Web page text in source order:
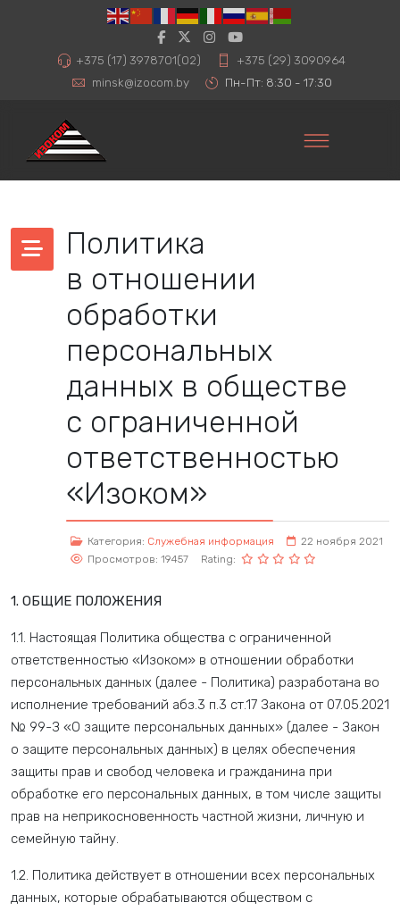
+375 (17) 3978701(02)
+375 (29) 3090964
minsk@izocom.by
Пн-Пт: 8:30 - 17:30
Политика
в отношении
обработки
персональных
данных в обществе
с ограниченной
ответственностью
«Изоком»
Категория: Служебная информация
22 ноября 2021
Просмотров: 19457
Rating:
1. ОБЩИЕ ПОЛОЖЕНИЯ
1.1. Настоящая Политика общества с ограниченной
ответственностью «Изоком» в отношении обработки
персональных данных (далее - Политика) разработана во
исполнение требований абз.3 п.3 ст.17 Закона от 07.05.2021
№ 99-З «О защите персональных данных» (далее - Закон
о защите персональных данных) в целях обеспечения
защиты прав и свобод человека и гражданина при
обработке его персональных данных, в том числе защиты
прав на неприкосновенность частной жизни, личную и
семейную тайну.
1.2. Политика действует в отношении всех персональных
данных, которые обрабатываются обществом с